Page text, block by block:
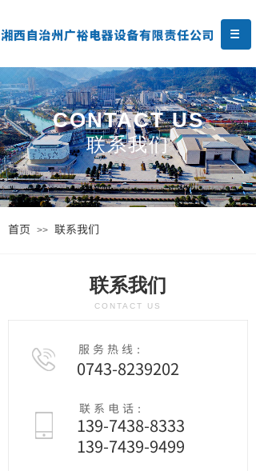
联系我们
CONTACT US
首页 >> 联系我们
联系我们
CONTACT US
139-7438-8333
139-7439-9499
联 系 电 话：
服 务 热 线：
0743-8239202